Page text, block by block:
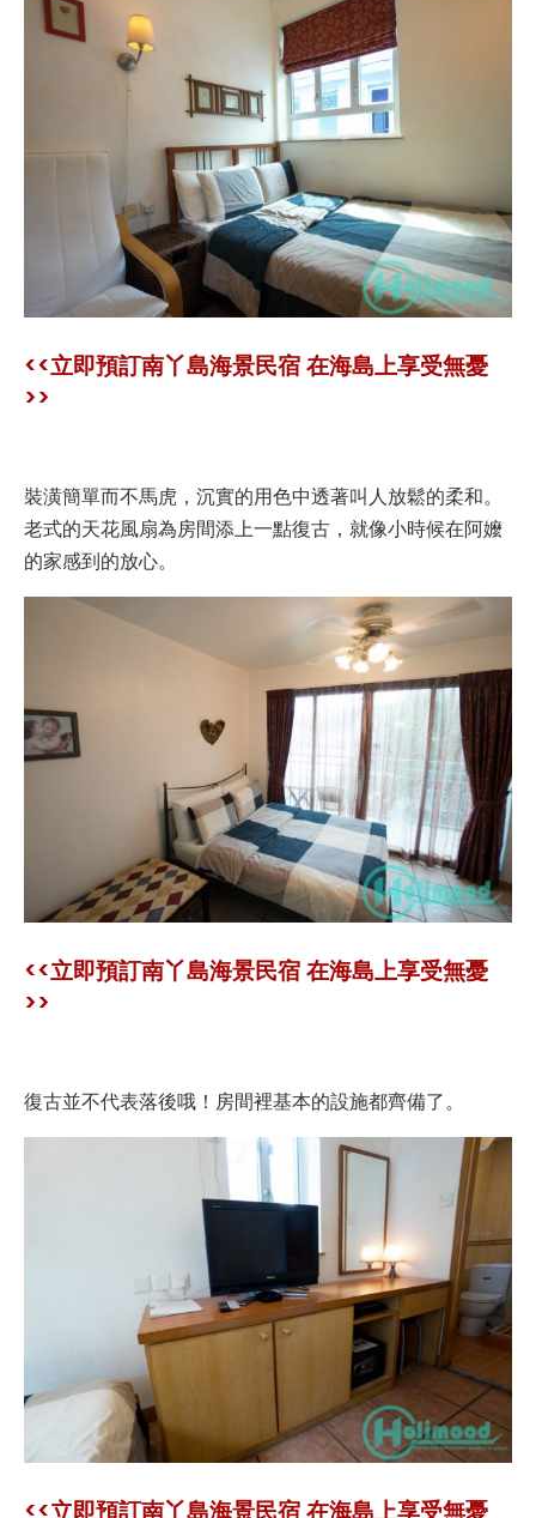
<<立即預訂南丫島海景民宿 在海島上享受無憂
>>
裝潢簡單而不馬虎，沉實的用色中透著叫人放鬆的柔和。
老式的天花風扇為房間添上一點復古，就像小時候在阿嬤
的家感到的放心。
<<立即預訂南丫島海景民宿 在海島上享受無憂
>>
復古並不代表落後哦！房間裡基本的設施都齊備了。
<<立即預訂南丫島海景民宿 在海島上享受無憂